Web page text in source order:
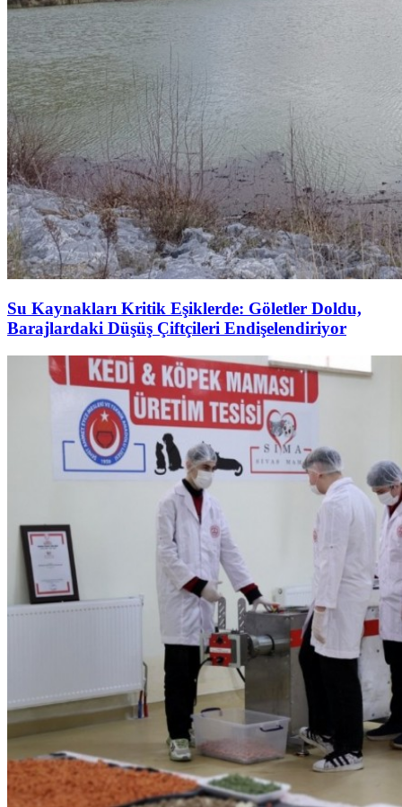
Su Kaynakları Kritik Eşiklerde: Göletler Doldu,
Barajlardaki Düşüş Çiftçileri Endişelendiriyor